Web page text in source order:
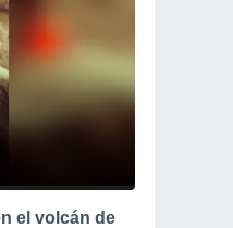
el volcán de